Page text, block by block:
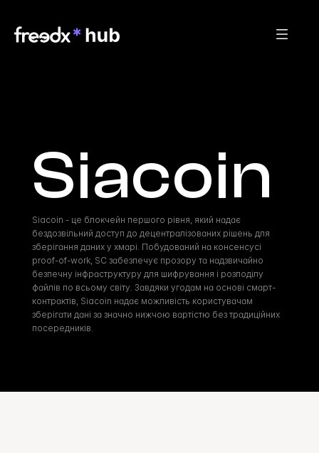
Siacoin
Siacoin - це блокчейн першого рівня, який надає
бездозвільний доступ до децентралізованих рішень для
зберігання даних у хмарі. Побудований на консенсусі
proof-of-work, SC забезпечує прозору та надзвичайно
безпечну інфраструктуру для шифрування і розподілу
файлів по всьому світу. Завдяки угодам на основі смарт-
контрактів, Siacoin надає можливість користувачам
зберігати дані за значно нижчою вартістю без традиційних
посередників.